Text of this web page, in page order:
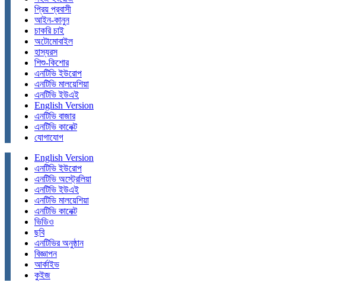
প্রিয় প্রবাসী
আইন-কানুন
চাকরি চাই
অটোমোবাইল
হাস্যরস
শিশু-কিশোর
এনটিভি ইউরোপ
এনটিভি মালয়েশিয়া
এনটিভি ইউএই
English Version
এনটিভি বাজার
এনটিভি কানেক্ট
যোগাযোগ
English Version
এনটিভি ইউরোপ
এনটিভি অস্ট্রেলিয়া
এনটিভি ইউএই
এনটিভি মালয়েশিয়া
এনটিভি কানেক্ট
ভিডিও
ছবি
এনটিভির অনুষ্ঠান
বিজ্ঞাপন
আর্কাইভ
কুইজ